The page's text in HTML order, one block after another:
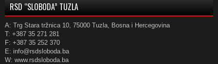
RSD “SLOBODA” TUZLA
A: Trg Stara tržnica 10, 75000 Tuzla, Bosna i Hercegovina
T: +387 35 271 281
F: +387 35 252 370
E: info@rsdsloboda.ba
W: www.rsdsloboda.ba